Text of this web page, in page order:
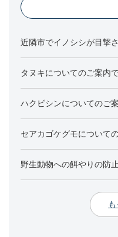
近隣市でイノシシが目撃
タヌキについてのご案内
ハクビシンについてのご
セアカゴケグモについて
野生動物への餌やりの防